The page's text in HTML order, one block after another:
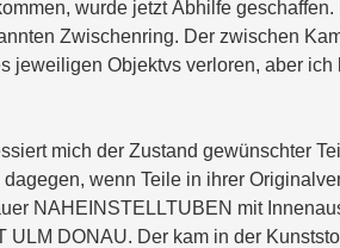
wurde jetzt Abhilfe
Zwischenring. Der zwischen
jeweiligen Objektvs verloren, aber ich
mich der Zustand gewünschter
wenn Teile in ihrer
NAHEINSTELLTUBEN mit
ULM DONAU. Der kam in der